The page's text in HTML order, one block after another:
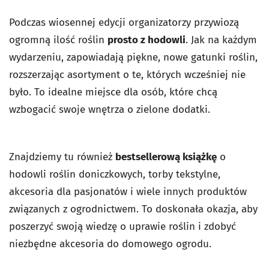
Podczas wiosennej edycji organizatorzy przywiozą
ogromną ilość roślin prosto z hodowli. Jak na każdym
wydarzeniu, zapowiadają piękne, nowe gatunki roślin,
rozszerzając asortyment o te, których wcześniej nie
było. To idealne miejsce dla osób, które chcą
wzbogacić swoje wnętrza o zielone dodatki.
Znajdziemy tu również bestsellerową książkę o
hodowli roślin doniczkowych, torby tekstylne,
akcesoria dla pasjonatów i wiele innych produktów
związanych z ogrodnictwem. To doskonała okazja, aby
poszerzyć swoją wiedzę o uprawie roślin i zdobyć
niezbędne akcesoria do domowego ogrodu.